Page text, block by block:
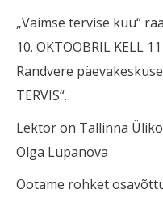
„Vaimse tervise kuu“
10. OKTOOBRIL KELL
Randvere
TERVIS“.
Lektor on Tallinna
Olga Lupanova
Ootame rohket